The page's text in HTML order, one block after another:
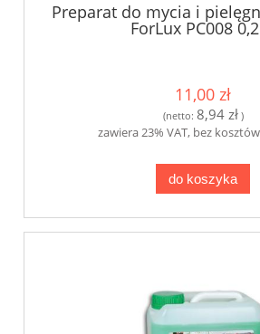
Preparat do mycia i
ForLux PC008
11,00 zł
(netto: 8,94 zł)
zawiera 23% VAT, bez
do koszyka